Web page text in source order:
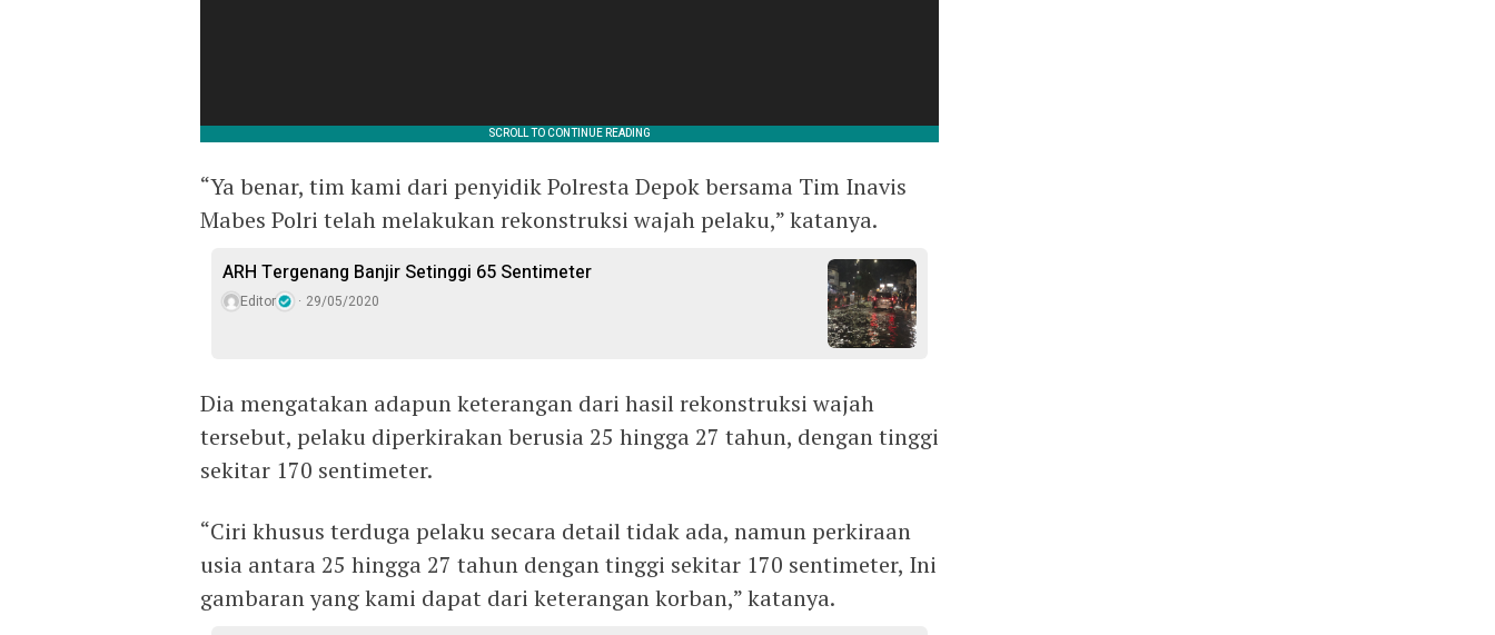
“Ya benar, tim kami dari penyidik Polresta Depok bersama Tim Inavis
Mabes Polri telah melakukan rekonstruksi wajah pelaku,” katanya.
ARH Tergenang Banjir Setinggi 65 Sentimeter
Editor 29/05/2020
Dia mengatakan adapun keterangan dari hasil rekonstruksi wajah
tersebut, pelaku diperkirakan berusia 25 hingga 27 tahun, dengan tinggi
sekitar 170 sentimeter.
“Ciri khusus terduga pelaku secara detail tidak ada, namun perkiraan
usia antara 25 hingga 27 tahun dengan tinggi sekitar 170 sentimeter, Ini
gambaran yang kami dapat dari keterangan korban,” katanya.